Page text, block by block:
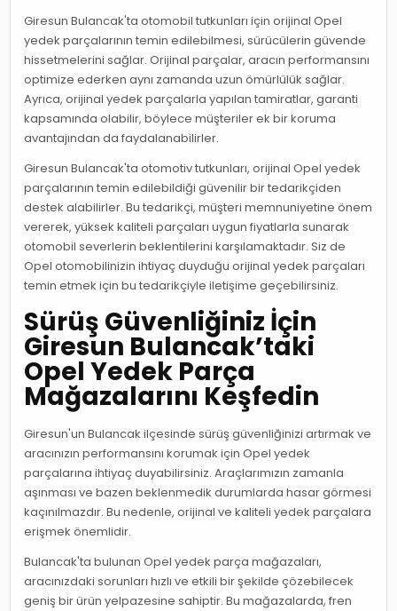
Giresun Bulancak'ta otomobil tutkunları için orijinal Opel
yedek parçalarının temin edilebilmesi, sürücülerin güvende
hissetmelerini sağlar. Orijinal parçalar, aracın performansını
optimize ederken aynı zamanda uzun ömürlülük sağlar.
Ayrıca, orijinal yedek parçalarla yapılan tamiratlar, garanti
kapsamında olabilir, böylece müşteriler ek bir koruma
avantajından da faydalanabilirler.
Giresun Bulancak'ta otomotiv tutkunları, orijinal Opel yedek
parçalarının temin edilebildiği güvenilir bir tedarikçiden
destek alabilirler. Bu tedarikçi, müşteri memnuniyetine önem
vererek, yüksek kaliteli parçaları uygun fiyatlarla sunarak
otomobil severlerin beklentilerini karşılamaktadır. Siz de
Opel otomobilinizin ihtiyaç duyduğu orijinal yedek parçaları
temin etmek için bu tedarikçiyle iletişime geçebilirsiniz.
Sürüş Güvenliğiniz İçin
Giresun Bulancak’taki
Opel Yedek Parça
Mağazalarını Keşfedin
Giresun'un Bulancak ilçesinde sürüş güvenliğinizi artırmak ve
aracınızın performansını korumak için Opel yedek
parçalarına ihtiyaç duyabilirsiniz. Araçlarımızın zamanla
aşınması ve bazen beklenmedik durumlarda hasar görmesi
kaçınılmazdır. Bu nedenle, orijinal ve kaliteli yedek parçalara
erişmek önemlidir.
Bulancak'ta bulunan Opel yedek parça mağazaları,
aracınızdaki sorunları hızlı ve etkili bir şekilde çözebilecek
geniş bir ürün yelpazesine sahiptir. Bu mağazalarda, fren